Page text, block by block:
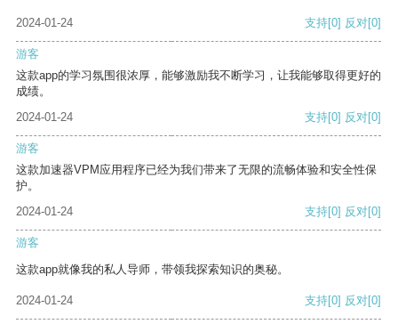
2024-01-24 支持[0] 反对[0]
游客
这款app的学习氛围很浓厚，能够激励我不断学习，让我能够取得更好的
成绩。
2024-01-24
支持[0] 反对[0]
游客
这款加速器VPM应用程序已经为我们带来了无限的流畅体验和安全性保
护。
2024-01-24
支持[0] 反对[0]
游客
这款app就像我的私人导师，带领我探索知识的奥秘。
2024-01-24 支持[0] 反对[0]